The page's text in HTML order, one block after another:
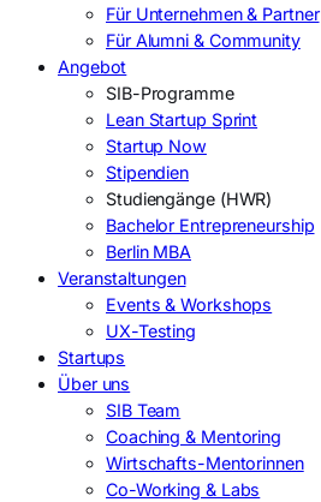
Für Unternehmen & Partner
Für Alumni & Community
Angebot
SIB-Programme
Lean Startup Sprint
Startup Now
Stipendien
Studiengänge (HWR)
Bachelor Entrepreneurship
Berlin MBA
Veranstaltungen
Events & Workshops
UX-Testing
Startups
Über uns
SIB Team
Coaching & Mentoring
Wirtschafts-Mentorinnen
Co-Working & Labs